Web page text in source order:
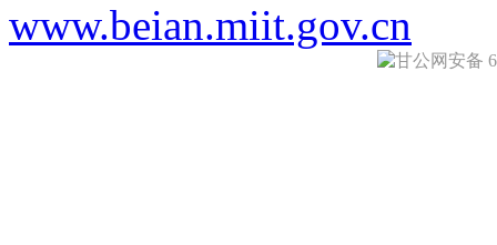
www.beian.miit.gov.cn
甘公网安备